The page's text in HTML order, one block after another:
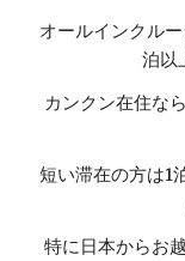
オールインクル
泊以
カンクン在住な
短い滞在の方は1
特に日本からお